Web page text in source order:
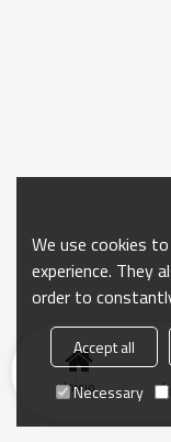
Inicio
We use cookies
experience. They
order to
Accept all
Necessary